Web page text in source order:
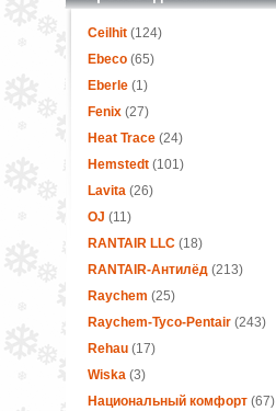
Ceilhit(124)
Ebeco(65)
Eberle(1)
Fenix(27)
Heat Trace(24)
Hemstedt(101)
Lavita(26)
OJ (11)
RANTAIR LLC(18)
RANTAIR-Антилёд(213)
Raychem (25)
Raychem-Tyco-Pentair (243)
Rehau(17)
Wiska(3)
Национальный комфорт(67)